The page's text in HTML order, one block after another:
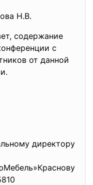
Н.В.
содержание
с
от данной
Благо»
директору
8